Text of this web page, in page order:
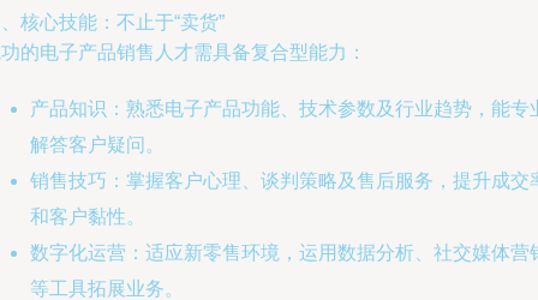
核心技能：不止于“卖货”
的电子产品销售人才需具备复合型能力：
产品知识：熟悉电子产品功能、技术参数及行业趋势，能专
解答客户疑问。
销售技巧：掌握客户心理、谈判策略及售后服务，提升成交
和客户黏性。
数字化运营：适应新零售环境，运用数据分析、社交媒体营
等工具拓展业务。